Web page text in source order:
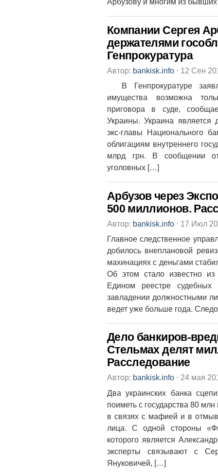
Компании Сергея
держателями
Генпрокуратура
Автор: bankisk.info ⋅ 12 Сен
В Генпрокуратуре
имущества возможна
приговора в суде,
Украины. Украина является
экс-главы Национального
облигациям внутреннего
млрд грн. В сообщении
уголовных […]
Арбузов через
500 миллионов.
Автор: bankisk.info ⋅ 17 Июл
Главное следственное
добилось внеплановой
махинациях с деньгами
Об этом стало известно
Едином реестре судебных
завладении должностными
ведет уже больше года.
Дело банкиров-
Стельмах делят
Расследование
Автор: bankisk.info ⋅ 24 мая
Два украинских банка
поиметь с государства 80
в связях с мафией и в
лица. С одной стороны
которого является
эксперты связывают с
Януковичей, […]